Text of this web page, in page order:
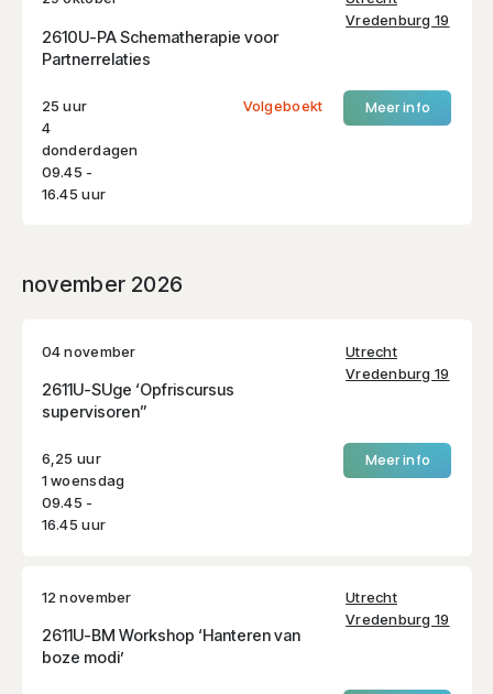
Vredenburg 19
2610U-PA Schematherapie voor
Partnerrelaties
25 uur
4
donderdagen
09.45 -
16.45 uur
Meer info
Volgeboekt
november 2026
04 november
Utrecht
Vredenburg 19
2611U-SUge ‘Opfriscursus
supervisoren”
6,25 uur
1 woensdag
09.45 -
16.45 uur
Meer info
12 november
Utrecht
Vredenburg 19
2611U-BM Workshop ‘Hanteren van
boze modi’